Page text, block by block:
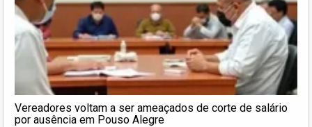
Vereadores voltam a ser ameaçados de corte de salário
por ausência em Pouso Alegre